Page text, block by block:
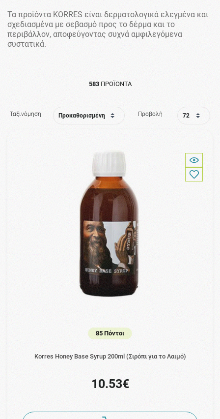
Τα προϊόντα KORRES είναι δερματολογικά ελεγμένα και
σχεδιασμένα με σεβασμό προς το δέρμα και το
περιβάλλον, αποφεύγοντας συχνά αμφιλεγόμενα
συστατικά.
583ΠΡΟΪΌΝΤΑ
Ταξινόμηση Προβολή
85 Πόντοι
Korres Honey Base Syrup 200ml (Σιρόπι για το Λαιμό)
10.53€